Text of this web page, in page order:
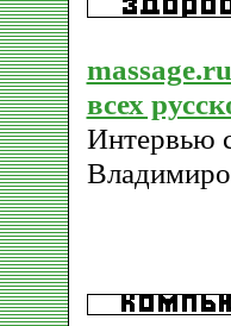
всех
Интервью